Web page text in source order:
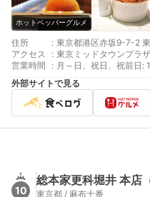
ホットペッパーグルメ
住所 : 東京都港区赤坂9-7-2
アクセス
: 東京ミッドタウンプラ
営業時間
: 月～日、祝日、祝前日:
外部サイトで見る
10
総本家更科堀井 本店
東京都 / 麻布十番